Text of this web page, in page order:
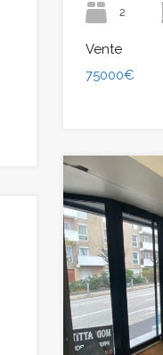
2
Vente
75000€